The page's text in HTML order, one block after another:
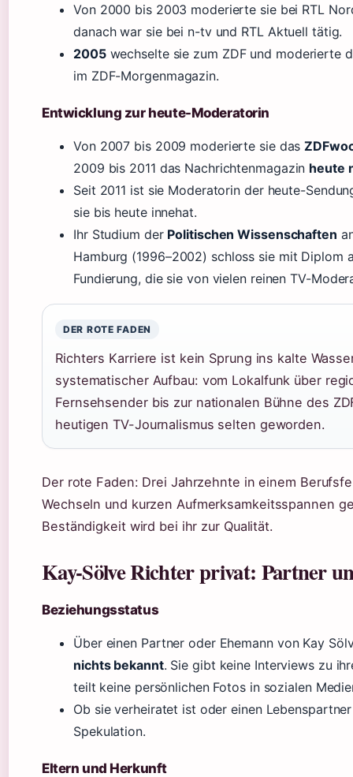
Von 2000 bis 2003 moderierte sie bei RTL
danach war sie bei n-tv und RTL Aktuell tätig.
2005wechselte sie zum ZDF und moderierte
im ZDF-Morgenmagazin.
Entwicklung zur heute-Moderatorin
Von 2007 bis 2009 moderierte sie das
2009 bis 2011 das Nachrichtenmagazin heute
Seit 2011 ist sie Moderatorin der heute-
sie bis heute innehat.
Ihr Studium der Politischen Wissenschaften
Hamburg (1996–2002) schloss sie mit Diplom
Fundierung, die sie von vielen reinen TV-
DER ROTE FADEN
Richters Karriere ist kein Sprung ins kalte
systematischer Aufbau: vom Lokalfunk über
Fernsehsender bis zur nationalen Bühne des
heutigen TV-Journalismus selten geworden.
Der rote Faden: Drei Jahrzehnte in einem
Wechseln und kurzen Aufmerksamkeitsspannen
Beständigkeit wird bei ihr zur Qualität.
Kay-Sölve Richter privat: Partner
Beziehungsstatus
Über einen Partner oder Ehemann von Kay
nichts bekannt. Sie gibt keine Interviews zu
teilt keine persönlichen Fotos in sozialen
Ob sie verheiratet ist oder einen
Spekulation.
Eltern und Herkunft